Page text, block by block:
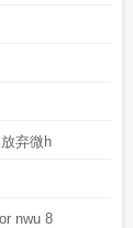
弃微h
nwu 8